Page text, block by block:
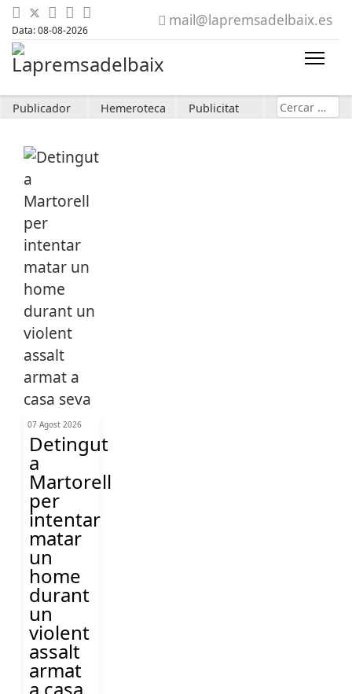
Data: 08-08-2026
mail@lapremsadelbaix.es
Publicador Hemeroteca Publicitat Cerca
07 Agost 2026
Detingut
a
Martorell
per
intentar
matar
un
home
durant
un
violent
assalt
armat